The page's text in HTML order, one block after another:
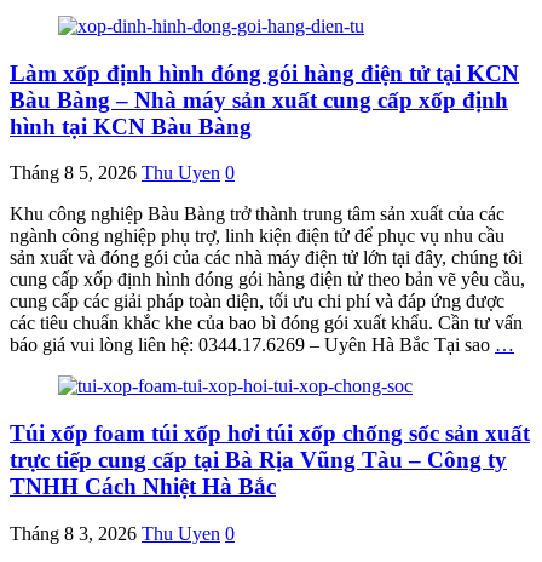
Làm xốp định hình đóng gói hàng điện tử tại KCN
Bàu Bàng – Nhà máy sản xuất cung cấp xốp định
hình tại KCN Bàu Bàng
Tháng 8 5, 2026 Thu Uyen 0
Khu công nghiệp Bàu Bàng trở thành trung tâm sản xuất của các
ngành công nghiệp phụ trợ, linh kiện điện tử để phục vụ nhu cầu
sản xuất và đóng gói của các nhà máy điện tử lớn tại đây, chúng tôi
cung cấp xốp định hình đóng gói hàng điện tử theo bản vẽ yêu cầu,
cung cấp các giải pháp toàn diện, tối ưu chi phí và đáp ứng được
các tiêu chuẩn khắc khe của bao bì đóng gói xuất khẩu. Cần tư vấn
báo giá vui lòng liên hệ: 0344.17.6269 – Uyên Hà Bắc Tại sao …
Túi xốp foam túi xốp hơi túi xốp chống sốc sản xuất
trực tiếp cung cấp tại Bà Rịa Vũng Tàu – Công ty
TNHH Cách Nhiệt Hà Bắc
Tháng 8 3, 2026 Thu Uyen 0